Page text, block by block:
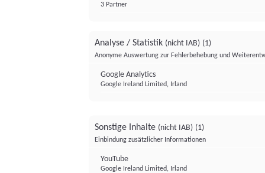
3 Partner
Analyse / Statistik (nicht IAB) (1)
Anonyme Auswertung zur Fehlerbehebung und
Google Analytics
Google Ireland Limited, Irland
Sonstige Inhalte (nicht IAB) (1)
Einbindung zusätzlicher Informationen
YouTube
Google Ireland Limited, Irland